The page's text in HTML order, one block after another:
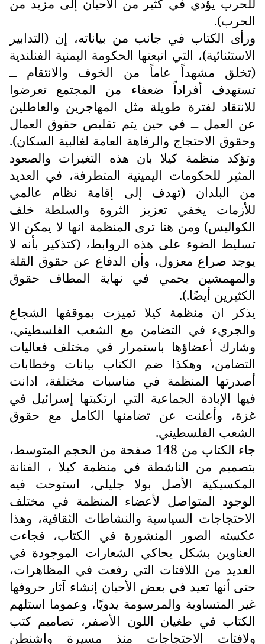
الحرب).
ورأى الكتاب في جانب من بياناته، إن (التدابير
الاستثنائية)، التي اتبعتها الحكومة اليمنية الفنلندية
(تخلق مشهداً عاماً من الخوف والانتقام ــ
تستهدف أفراداً ضعفاء من المجتمع تعرضوا
للانتقاد لفترة طويلة مثل المهاجرين والعاطلين
عن العمل ــ في حين يتم تقليص حقوق العمال
وحقوق الاحتجاج والرفاهة العامة لغالبية السكان).
وتؤكد منظمة كيلا بان هذه التغيرات والصعود
المثير للحكومات اليمينية المتطرفة، في العديد
من البلدان (تهدف إلى إقامة نظام عالمي
للأزمات يخفي تعزيز الثروة والسلطة خلف
الكواليس) ومن هنا ترى المنظمة انها لا يمكن الا
تسليط الضوء على هذه الروابط، (كتذكير بأنه لا
يوجد صراع معزول، وأن الدفاع عن حقوق القلة
والمهمشين يحمي في نهاية المطاف حقوق
الكثيرين أيضًا.).
يذكر ان منظمة كيلا تميزت بموقفها الشجاع
والجريء في التضامن مع الشعب الفلسطيني،
وشارك أعضاؤها باستمرار في مختلف فعاليات
التضامن، وهكذا ضم الكتاب بيانات وخطابات
أصدرتها المنظمة في مناسبات مختلفة، ادانت
فيها الإبادة الجماعية التي ارتكبتها إسرائيل في
غزة، وأعلنت عن تضامنها الكامل مع حقوق
الشعب الفلسطيني.
جاء الكتاب من 148 صفحة من الحجم المتوسط،
بتصميم من الناشطة في منظمة كيلا ، الفنانة
المكسيكية الأصل بولا جليلي، استوحت فيه
الوجود المتواصل لأعضاء المنظمة في مختلف
الاحتجاجات السياسية والنشاطات الثقافية، وهذا
عكسته الصور المنشورة في الكتاب، فجاءت
العناوين بشكل يحاكي الشعارات الموجودة في
العديد من اللافتات التي رفعت في المظاهرات،
حتى أنها تعيد في بعض الأحيان إنشاء آثار حروفها
غير المتساوية والمرسومة يدويًا، وعموما استلهم
الكتاب في طغيان اللون الأصفر، تصاميم كتب
ولافتات الاحتجاجات منذ مسيرة واشنطن